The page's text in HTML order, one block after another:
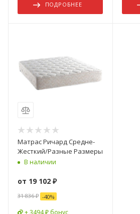
ПОДРОБНЕЕ
Матрас Ричард Средне-
Жесткий/Разные Размеры
В наличии
от 19 102 ₽
31 836 ₽ -40%
+ 3494 ₽ бонус